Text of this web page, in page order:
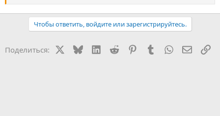
Чтобы ответить, войдите или зарегистрируйтесь.
Поделиться: BlueskyLinkedIn
Reddit PinterestTumblr WhatsApp